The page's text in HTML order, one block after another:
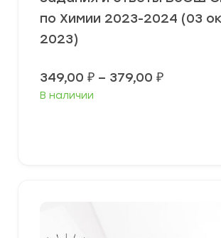
по Химии 2023-2024 (03
2023)
349,00 ₽ – 379,00 ₽
В наличии